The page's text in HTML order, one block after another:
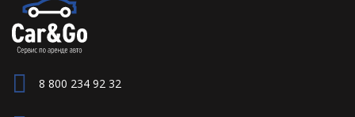
8 800 234 92 32